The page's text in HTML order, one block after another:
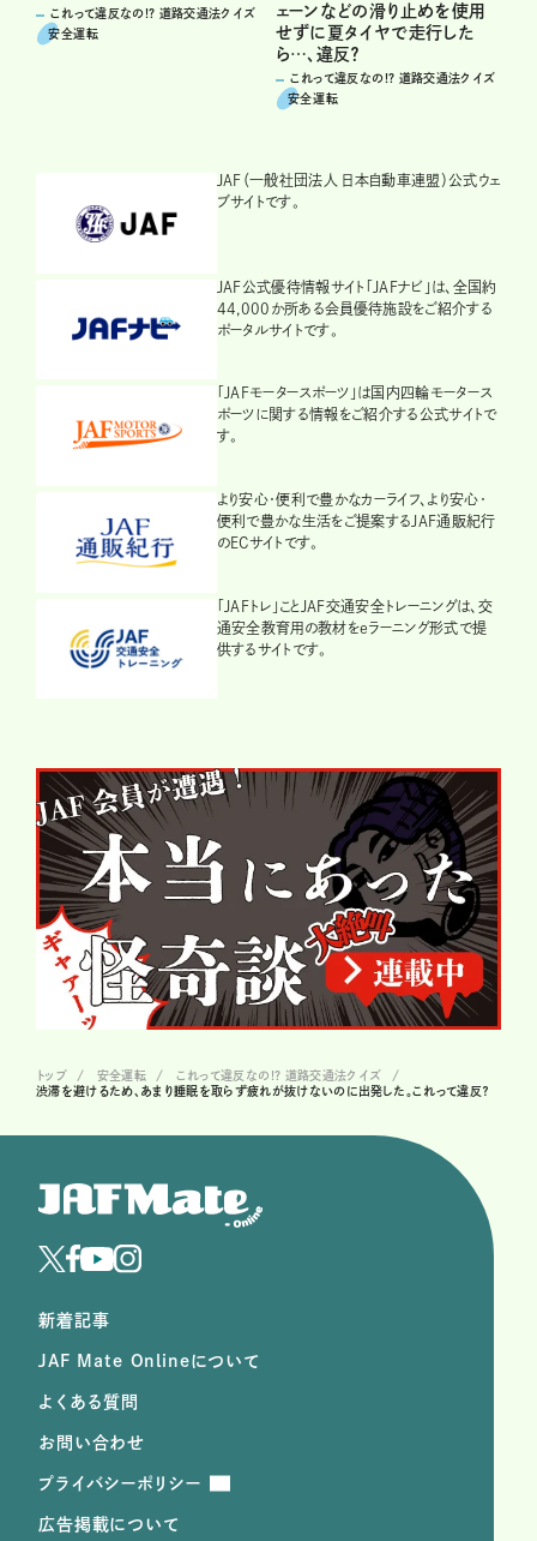
これって違反なの!? 道路交通法クイズ
安全運転
ェーンなどの滑り止めを使用
せずに夏タイヤで走行した
ら…、違反？
これって違反なの!? 道路交通法クイズ
安全運転
JAF（一般社団法人 日本自動車連盟）公式ウェ
ブサイトです。
JAF公式優待情報サイト「JAFナビ」は、全国約
44,000か所ある会員優待施設をご紹介する
ポータルサイトです。
「JAFモータースポーツ」は国内四輪モータース
ポーツに関する情報をご紹介する公式サイトで
す。
より安心・便利で豊かなカーライフ、より安心・
便利で豊かな生活をご提案するJAF通販紀行
のECサイトです。
「JAFトレ」ことJAF交通安全トレーニングは、交
通安全教育用の教材をeラーニング形式で提
供するサイトです。
トップ 安全運転
これって違反なの!? 道路交通法クイズ
渋滞を避けるため、あまり睡眠を取らず疲れが抜けないのに出発した。これって違反？
新着記事
JAF Mate Onlineについて
よくある質問
お問い合わせ
プライバシーポリシー
広告掲載について